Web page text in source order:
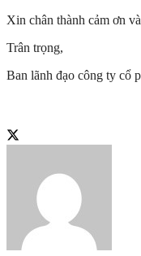
Xin chân thành cảm ơn
Trân trọng,
Ban lãnh đạo công ty cổ